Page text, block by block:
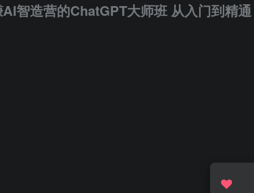
智造营的ChatGPT大师班 从入门到精通